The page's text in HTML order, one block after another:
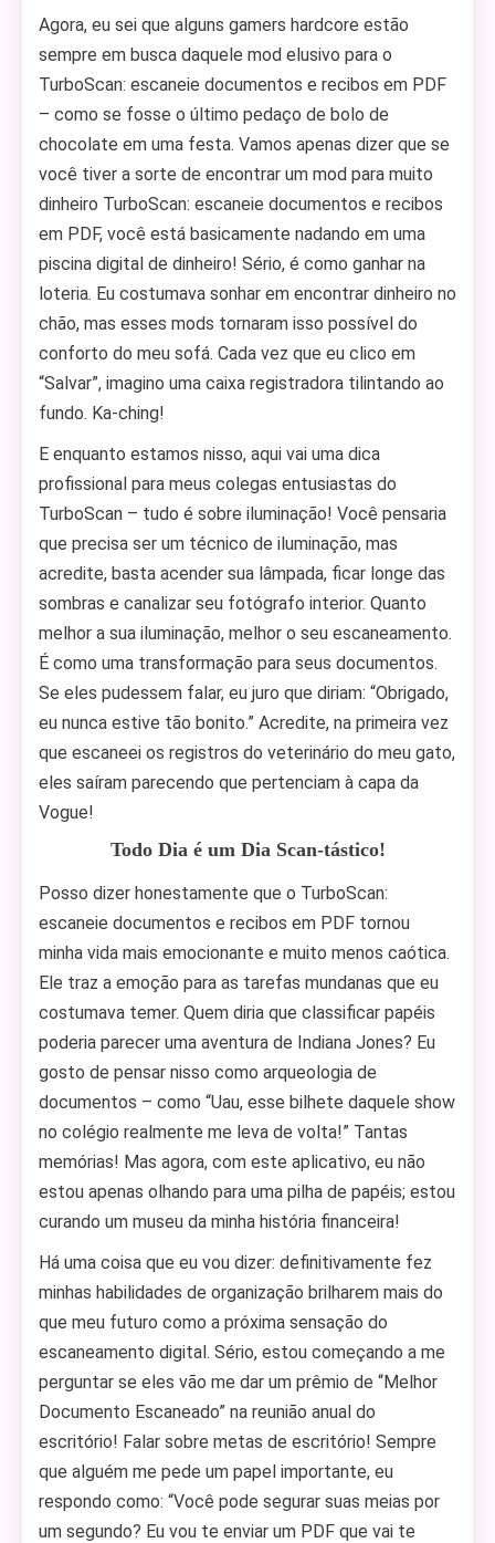
Agora, eu sei que alguns gamers hardcore estão
sempre em busca daquele mod elusivo para o
TurboScan: escaneie documentos e recibos em PDF
– como se fosse o último pedaço de bolo de
chocolate em uma festa. Vamos apenas dizer que se
você tiver a sorte de encontrar um mod para muito
dinheiro TurboScan: escaneie documentos e recibos
em PDF, você está basicamente nadando em uma
piscina digital de dinheiro! Sério, é como ganhar na
loteria. Eu costumava sonhar em encontrar dinheiro no
chão, mas esses mods tornaram isso possível do
conforto do meu sofá. Cada vez que eu clico em
“Salvar”, imagino uma caixa registradora tilintando ao
fundo. Ka-ching!
E enquanto estamos nisso, aqui vai uma dica
profissional para meus colegas entusiastas do
TurboScan – tudo é sobre iluminação! Você pensaria
que precisa ser um técnico de iluminação, mas
acredite, basta acender sua lâmpada, ficar longe das
sombras e canalizar seu fotógrafo interior. Quanto
melhor a sua iluminação, melhor o seu escaneamento.
É como uma transformação para seus documentos.
Se eles pudessem falar, eu juro que diriam: “Obrigado,
eu nunca estive tão bonito.” Acredite, na primeira vez
que escaneei os registros do veterinário do meu gato,
eles saíram parecendo que pertenciam à capa da
Vogue!
Todo Dia é um Dia Scan-tástico!
Posso dizer honestamente que o TurboScan:
escaneie documentos e recibos em PDF tornou
minha vida mais emocionante e muito menos caótica.
Ele traz a emoção para as tarefas mundanas que eu
costumava temer. Quem diria que classificar papéis
poderia parecer uma aventura de Indiana Jones? Eu
gosto de pensar nisso como arqueologia de
documentos – como “Uau, esse bilhete daquele show
no colégio realmente me leva de volta!” Tantas
memórias! Mas agora, com este aplicativo, eu não
estou apenas olhando para uma pilha de papéis; estou
curando um museu da minha história financeira!
Há uma coisa que eu vou dizer: definitivamente fez
minhas habilidades de organização brilharem mais do
que meu futuro como a próxima sensação do
escaneamento digital. Sério, estou começando a me
perguntar se eles vão me dar um prêmio de “Melhor
Documento Escaneado” na reunião anual do
escritório! Falar sobre metas de escritório! Sempre
que alguém me pede um papel importante, eu
respondo como: “Você pode segurar suas meias por
um segundo? Eu vou te enviar um PDF que vai te